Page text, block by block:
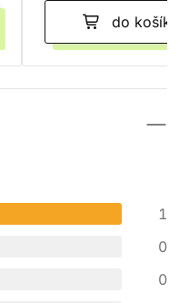
do košíku
1
0
0